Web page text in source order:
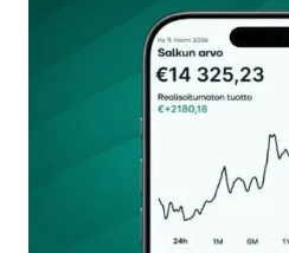
Kommentti*
Nimesi tai nimimerkkisi